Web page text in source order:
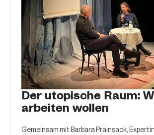
Der utopische Raum:
arbeiten wollen
Gemeinsam mit Barbara Prainsack,